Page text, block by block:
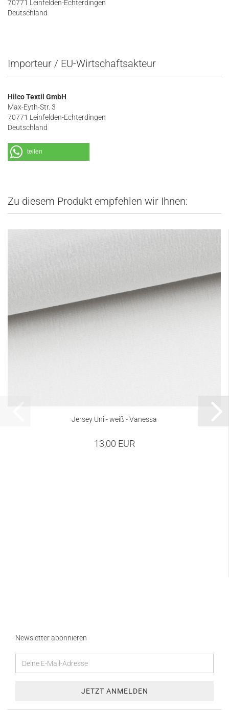
70771 Leinfelden-Echterdingen
Deutschland
Importeur / EU-Wirtschaftsakteur
Hilco Textil GmbH
Max-Eyth-Str. 3
70771 Leinfelden-Echterdingen
Deutschland
teilen
Zu diesem Produkt empfehlen wir Ihnen:
Jersey Uni - weiß - Vanessa
13,00 EUR
Newsletter abonnieren